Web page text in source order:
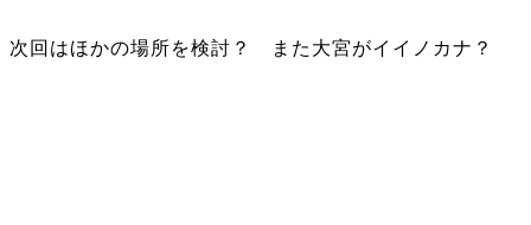
次回はほかの場所を検討？ また大宮がイイノカナ？